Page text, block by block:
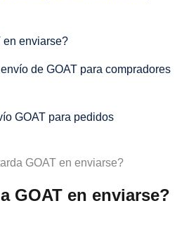
en enviarse?
de GOAT para compradores
GOAT para pedidos
de GOAT varía según el tipo
GOAT en enviarse?
GOAT en enviarse?